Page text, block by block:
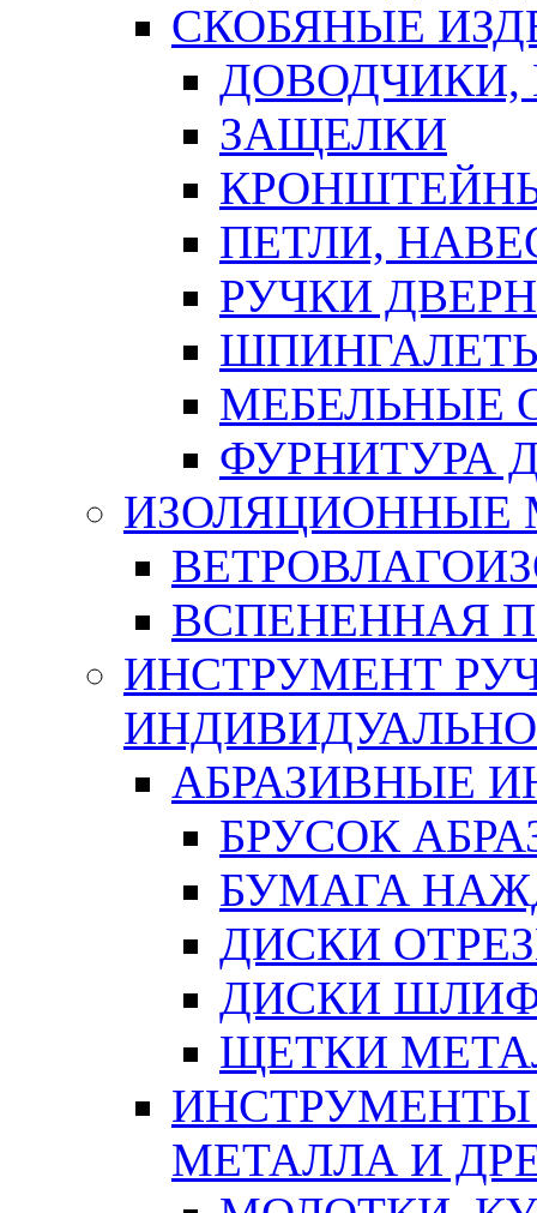
СКОБЯНЫЕ
ЗАЩЕЛКИ
ПЕТЛИ,
РУЧКИ
МЕБЕЛЬНЫЕ
ФУРНИТУРА
ИЗОЛЯЦИОННЫЕ
ВСПЕНЕННАЯ
ИНСТРУМЕНТ
АБРАЗИВНЫЕ
БРУСОК
БУМАГА
ДИСКИ
ДИСКИ
ЩЕТКИ
ИНСТРУМЕНТЫ
МЕТАЛЛА И